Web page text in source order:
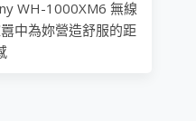
WH-1000XM6 無線
中為妳營造舒服的距